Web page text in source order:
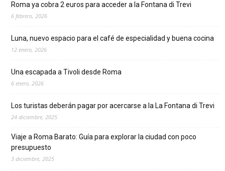
Roma ya cobra 2 euros para acceder a la Fontana di Trevi
6 febrero, 2026
Luna, nuevo espacio para el café de especialidad y buena cocina
12 enero, 2026
Una escapada a Tivoli desde Roma
6 enero, 2026
Los turistas deberán pagar por acercarse a la La Fontana di Trevi
24 diciembre, 2025
Viaje a Roma Barato: Guía para explorar la ciudad con poco
presupuesto
3 diciembre, 2025